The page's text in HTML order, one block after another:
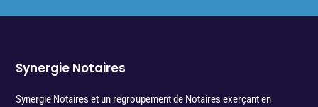
Synergie Notaires
Synergie Notaires et un regroupement de Notaires exerçant en